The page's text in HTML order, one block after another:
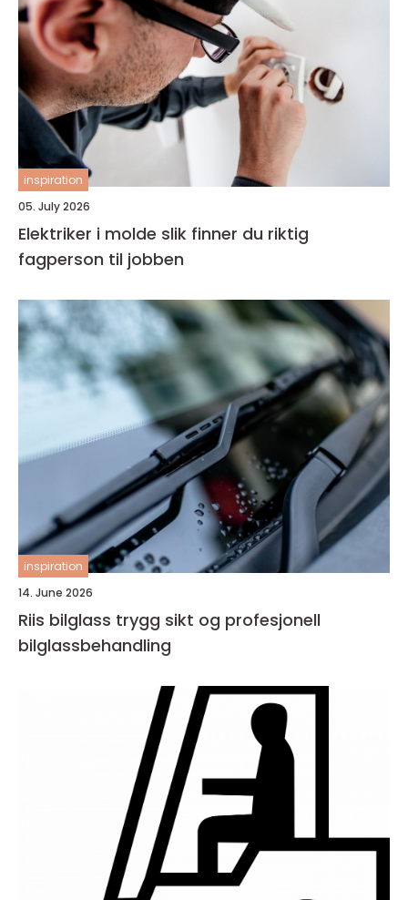
inspiration
05. July 2026
Elektriker i molde slik finner du riktig
fagperson til jobben
inspiration
14. June 2026
Riis bilglass trygg sikt og profesjonell
bilglassbehandling